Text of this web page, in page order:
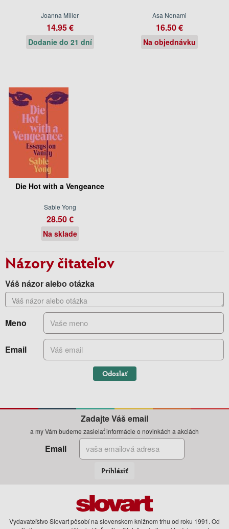
Joanna Miller
14.95 €
Dodanie do 21 dní
Asa Nonami
16.50 €
Na objednávku
Die Hot with a Vengeance
Sable Yong
28.50 €
Na sklade
Názory čitateľov
Váš názor alebo otázka
Meno
Email
Odoslať
Zadajte Váš email
a my Vám budeme zasielať informácie o novinkách a akciách
Email
Prihlásiť
Vydavateľstvo Slovart pôsobí na slovenskom knižnom trhu od roku 1991. Od